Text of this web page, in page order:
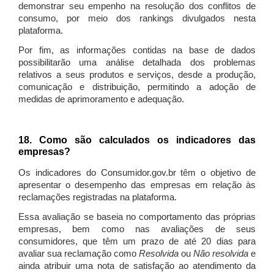
demonstrar seu empenho na resolução dos conflitos de
consumo, por meio dos rankings divulgados nesta
plataforma.
Por fim, as informações contidas na base de dados
possibilitarão uma análise detalhada dos problemas
relativos a seus produtos e serviços, desde a produção,
comunicação e distribuição, permitindo a adoção de
medidas de aprimoramento e adequação.
18. Como são calculados os indicadores das
empresas?
Os indicadores do Consumidor.gov.br têm o objetivo de
apresentar o desempenho das empresas em relação às
reclamações registradas na plataforma.
Essa avaliação se baseia no comportamento das próprias
empresas, bem como nas avaliações de seus
consumidores, que têm um prazo de até 20 dias para
avaliar sua reclamação como Resolvida ou Não resolvida e
ainda atribuir uma nota de satisfação ao atendimento da